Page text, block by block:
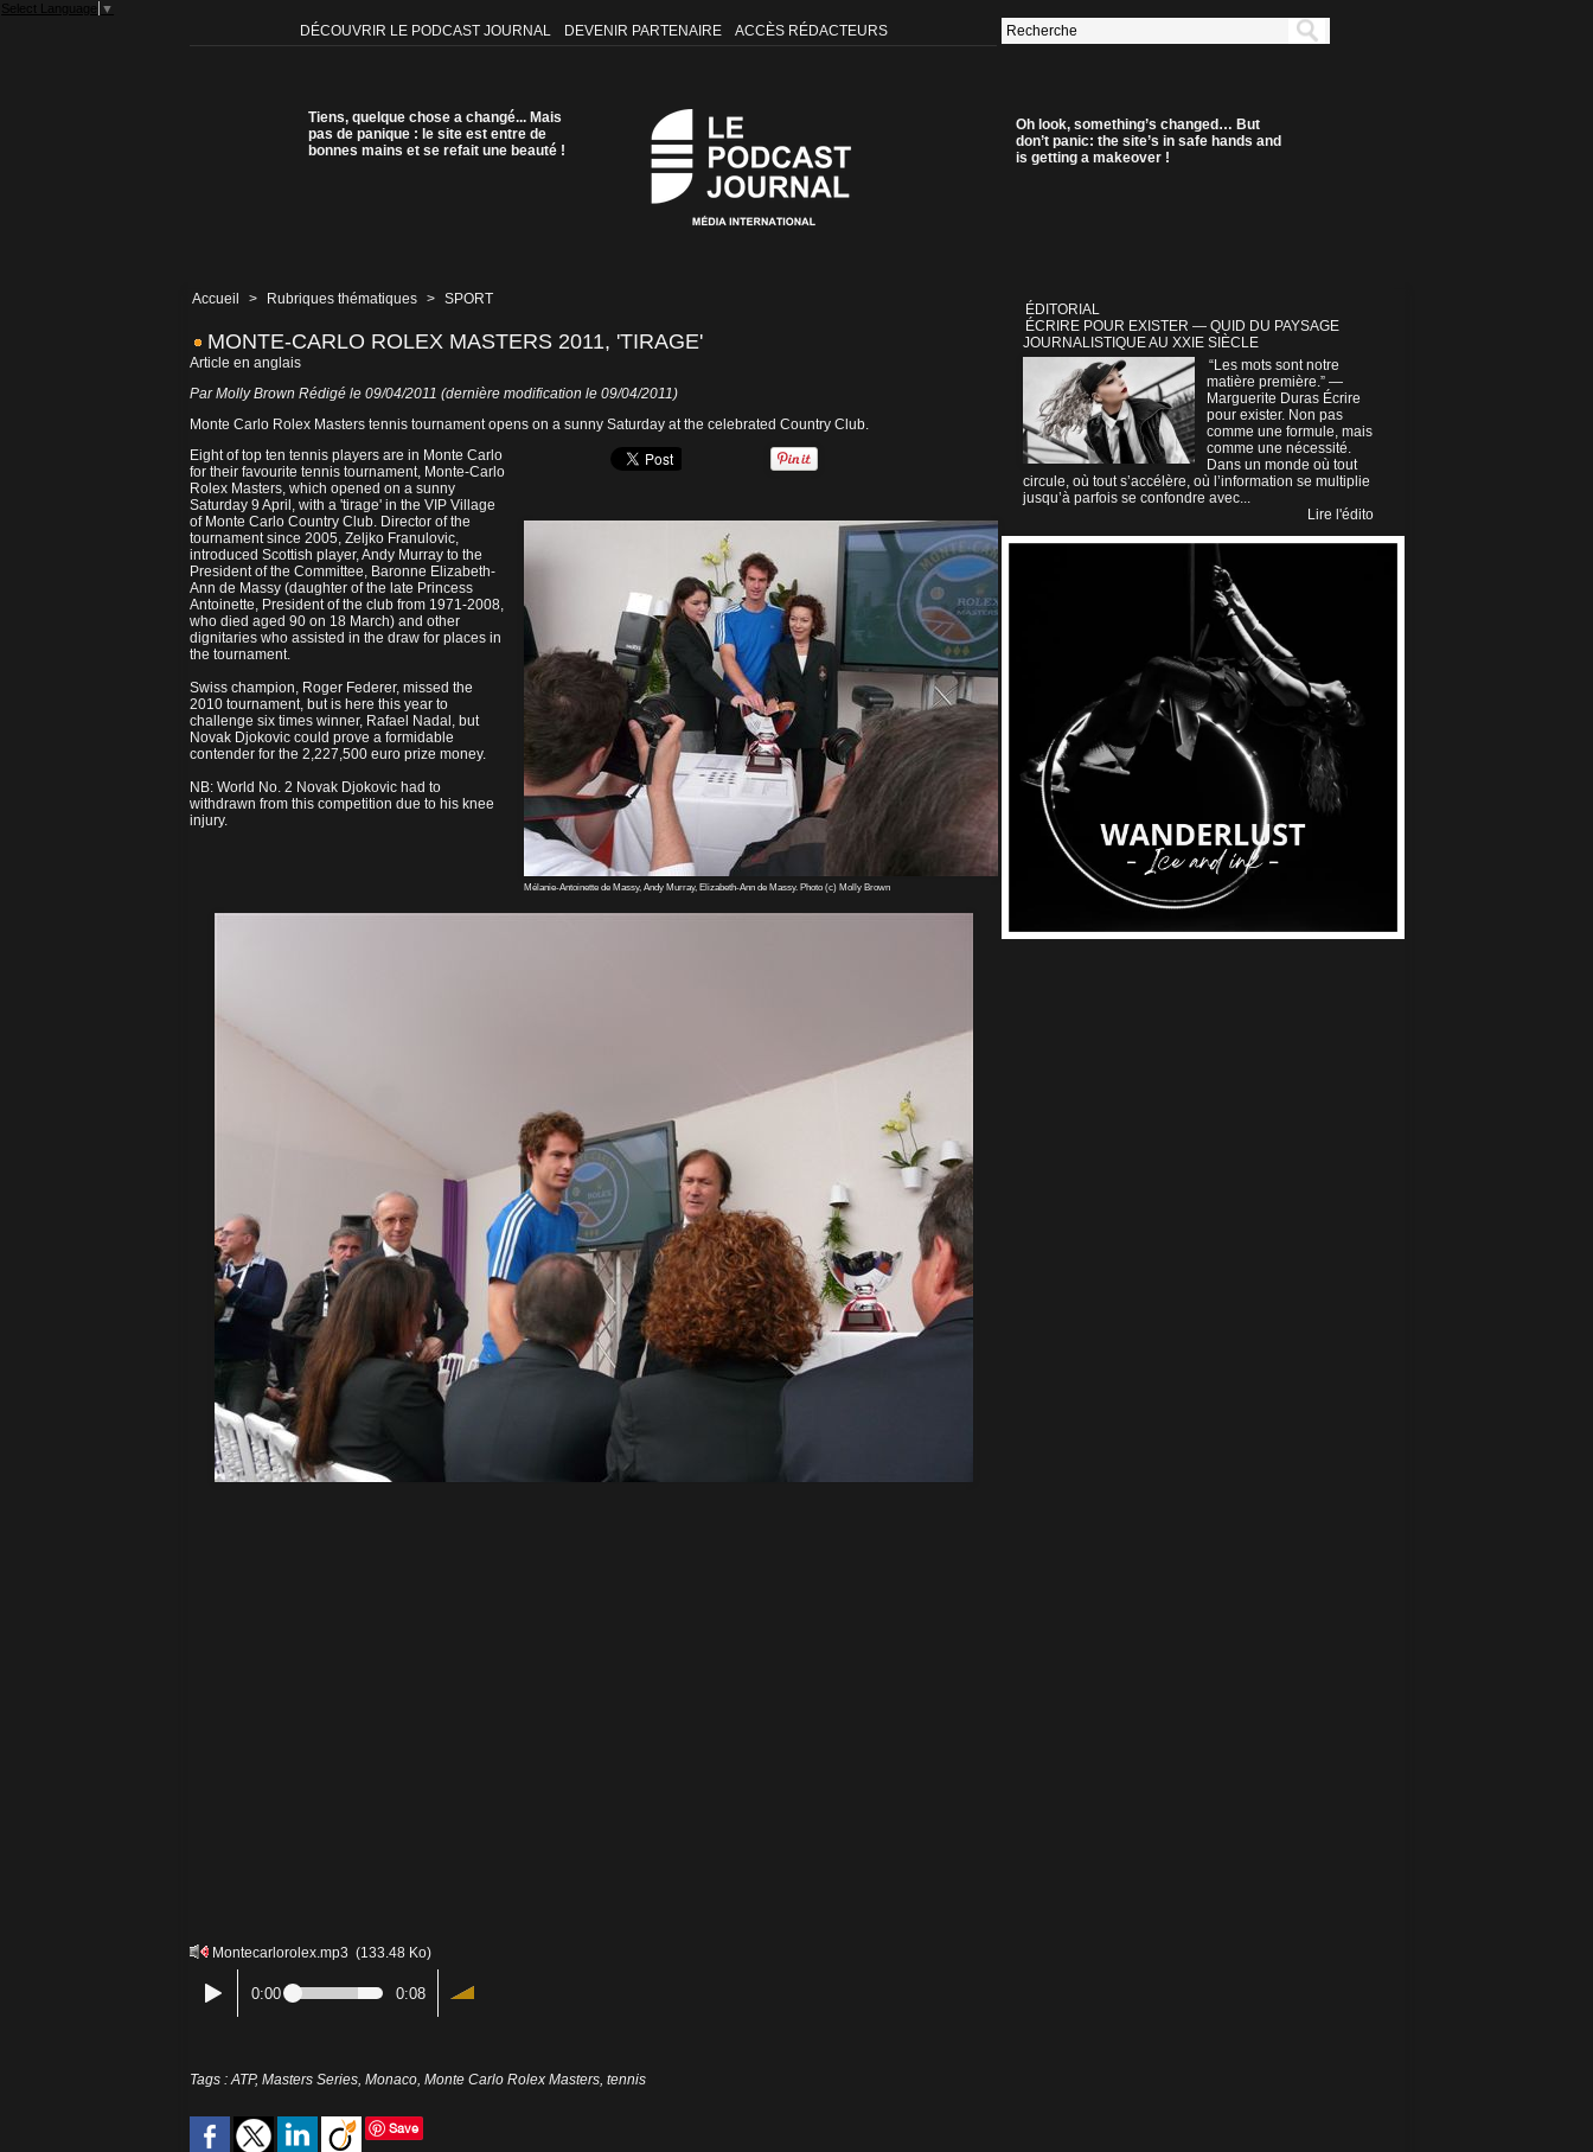
Select Language ▼
DÉCOUVRIR LE PODCAST JOURNAL DEVENIR PARTENAIRE ACCÈS RÉDACTEURS
Tiens, quelque chose a changé... Mais
pas de panique : le site est entre de
bonnes mains et se refait une beauté !
Oh look, something’s changed… But
don’t panic: the site’s in safe hands and
is getting a makeover !
Accueil > Rubriques thématiques > SPORT
MONTE-CARLO ROLEX MASTERS 2011, 'TIRAGE'
Article en anglais
Par Molly Brown Rédigé le 09/04/2011 (dernière modification le 09/04/2011)
Monte Carlo Rolex Masters tennis tournament opens on a sunny Saturday at the celebrated Country Club.
Mélanie-Antoinette de Massy, Andy Murray, Elizabeth-Ann de Massy. Photo (c) Molly Brown
Eight of top ten tennis players are in Monte Carlo
for their favourite tennis tournament, Monte-Carlo
Rolex Masters, which opened on a sunny
Saturday 9 April, with a 'tirage' in the VIP Village
of Monte Carlo Country Club. Director of the
tournament since 2005, Zeljko Franulovic,
introduced Scottish player, Andy Murray to the
President of the Committee, Baronne Elizabeth-
Ann de Massy (daughter of the late Princess
Antoinette, President of the club from 1971-2008,
who died aged 90 on 18 March) and other
dignitaries who assisted in the draw for places in
the tournament.
Swiss champion, Roger Federer, missed the
2010 tournament, but is here this year to
challenge six times winner, Rafael Nadal, but
Novak Djokovic could prove a formidable
contender for the 2,227,500 euro prize money.
NB: World No. 2 Novak Djokovic had to
withdrawn from this competition due to his knee
injury.
Montecarlorolex.mp3 (133.48 Ko)
0:00 0:08
Tags :ATP, Masters Series, Monaco, Monte Carlo Rolex Masters, tennis
Save
ÉDITORIAL
ÉCRIRE POUR EXISTER — QUID DU PAYSAGE
JOURNALISTIQUE AU XXIE SIÈCLE
“Les mots sont notre
matière première.” —
Marguerite Duras Écrire
pour exister. Non pas
comme une formule, mais
comme une nécessité.
Dans un monde où tout
circule, où tout s’accélère, où l’information se multiplie
jusqu’à parfois se confondre avec...
Lire l'édito